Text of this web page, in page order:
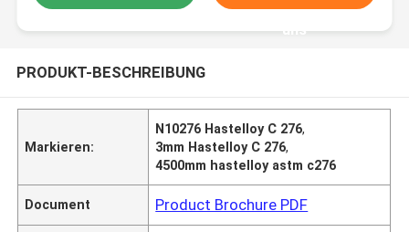
uns
PRODUKT-BESCHREIBUNG
Markieren:
N10276 Hastelloy C 276,
3mm Hastelloy C 276,
4500mm hastelloy astm c276
Document Product Brochure PDF